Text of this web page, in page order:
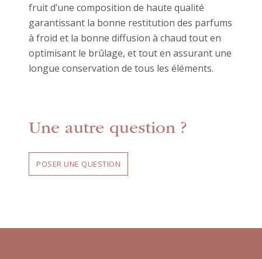
fruit d’une composition de haute qualité
garantissant la bonne restitution des parfums
à froid et la bonne diffusion à chaud tout en
optimisant le brûlage, et tout en assurant une
longue conservation de tous les éléments.
Une autre question ?
POSER UNE QUESTION